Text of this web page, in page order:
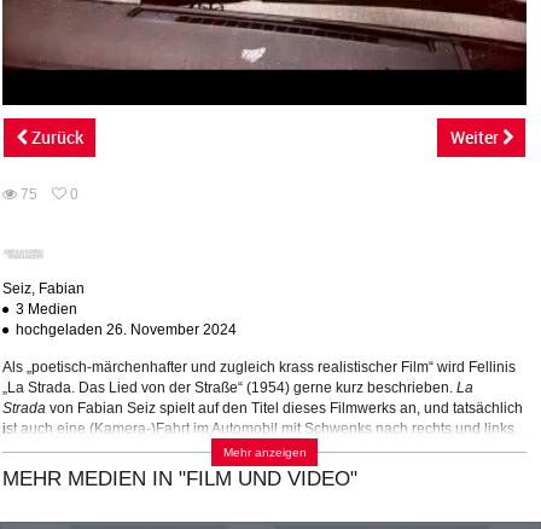
Zurück Weiter
75
0
Seiz, Fabian
3 Medien
hochgeladen 26. November 2024
Als „poetisch-märchenhafter und zugleich krass realistischer Film“ wird Fellinis
„La Strada. Das Lied von der Straße“ (1954) gerne kurz beschrieben. La
Strada von Fabian Seiz spielt auf den Titel dieses Filmwerks an, und tatsächlich
ist auch eine (Kamera-)Fahrt im Automobil mit Schwenks nach rechts und links
zu sehen. Die Bilder, aus denen sich dieser Film zusammensetzt, sind
allerdings unschwer als fotografische Einzelbilder zu erkennen, die zu einer
Animation zusammengestellt, eine rasende, weil zeitlich kurze und
Mehr anzeigen
MEHR MEDIEN IN "FILM UND VIDEO"